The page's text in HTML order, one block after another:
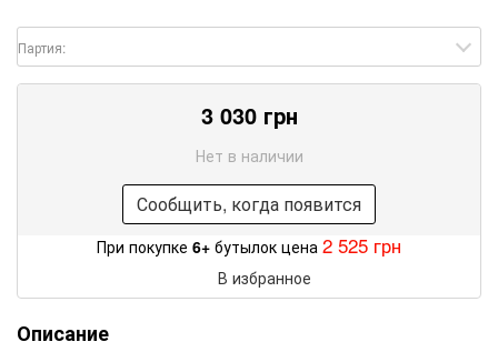
Партия:
3 030 грн
Нет в наличии
Сообщить, когда появится
При покупке 6+ бутылок цена 2 525 грн
В избранное
Описание